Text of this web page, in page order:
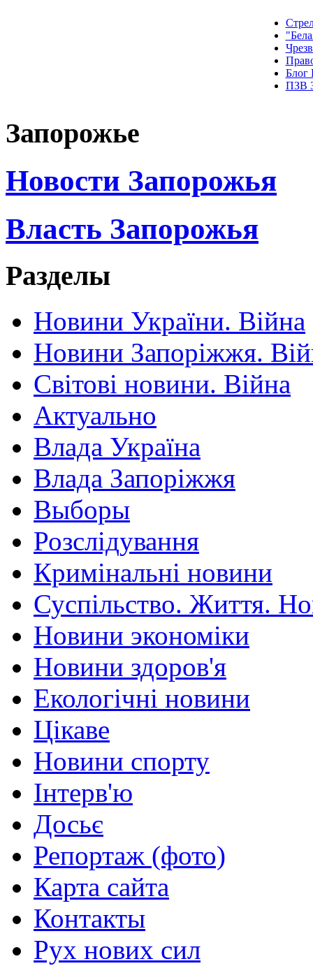
Блог
ПЗВ
Запорожье
Новости Запорожья
Власть Запорожья
Разделы
Новини України. Війна
Новини Запоріжжя.
Світові новини. Війна
Актуально
Влада Україна
Влада Запоріжжя
Выборы
Розслідування
Кримінальні новини
Суспільство. Життя.
Новини экономіки
Новини здоров'я
Екологічні новини
Цікаве
Новини спорту
Інтерв'ю
Досьє
Репортаж (фото)
Карта сайта
Контакты
Рух нових сил